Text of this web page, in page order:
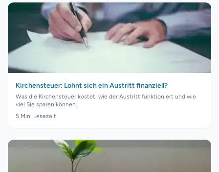
Kirchensteuer: Lohnt sich ein Austritt finanziell?
Was die Kirchensteuer kostet, wie der Austritt funktioniert und wie
viel Sie sparen können.
5 Min. Lesezeit